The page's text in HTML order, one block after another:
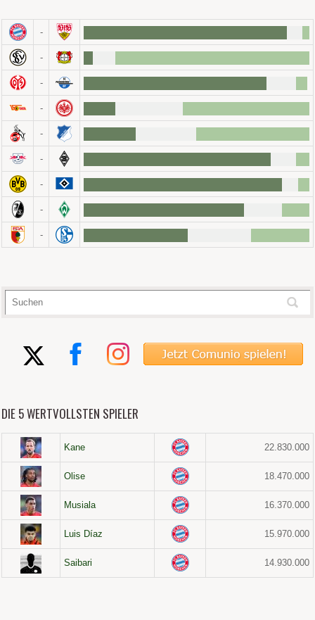
-
-
-
-
-
-
-
-
-
DIE 5 WERTVOLLSTEN SPIELER
Kane 22.830.000
Olise 18.470.000
Musiala 16.370.000
Luis Díaz 15.970.000
Saibari 14.930.000